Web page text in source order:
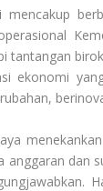
mencakup
tantangan
ekonomi
anggaran dan